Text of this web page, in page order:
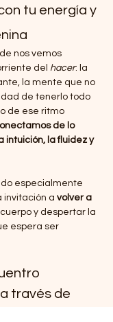
tu energía y
nos vemos
del hacer: la
la mente que no
de tenerlo todo
de ese ritmo
de lo
intuición, la fluidez y
especialmente
invitación a volver a
y despertar la
espera ser
través de